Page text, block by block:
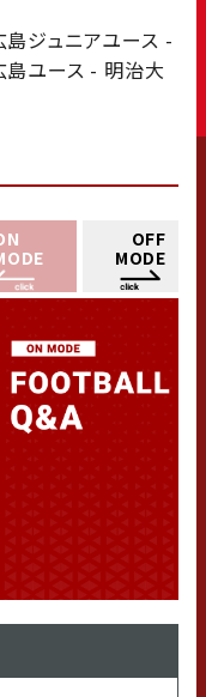
島ジュニアユース -
島ユース - 明治大
OFF
MODE